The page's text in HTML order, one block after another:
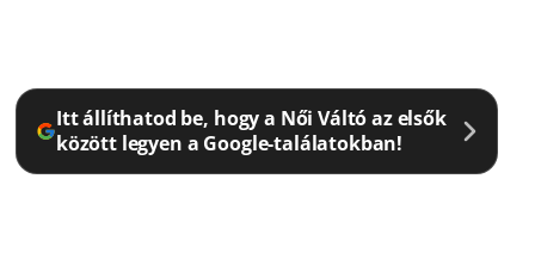
Itt állíthatod be, hogy a Női Váltó az elsők
között legyen a Google-találatokban!